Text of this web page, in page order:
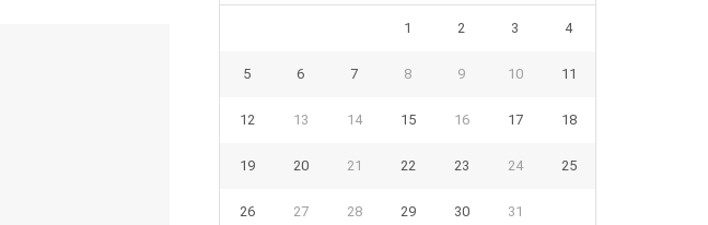
1 2 3 4
5 6 7 8 9 10 11
12 13 14 15 16 17 18
19 20 21 22 23 24 25
26 27 28 29 30 31